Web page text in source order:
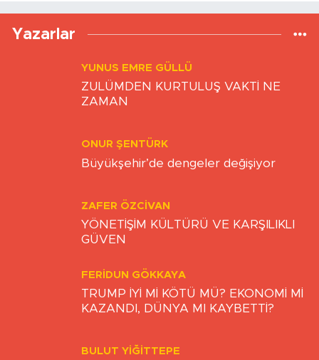
Yazarlar
YUNUS EMRE GÜLLÜ
ZULÜMDEN KURTULUŞ VAKTİ NE
ZAMAN
ONUR ŞENTÜRK
Büyükşehir’de dengeler değişiyor
ZAFER ÖZCIVAN
YÖNETİŞİM KÜLTÜRÜ VE KARŞILIKLI
GÜVEN
FERIDUN GÖKKAYA
TRUMP İYİ Mİ KÖTÜ MÜ? EKONOMİ Mİ
KAZANDI, DÜNYA MI KAYBETTİ?
BULUT YİĞİTTEPE